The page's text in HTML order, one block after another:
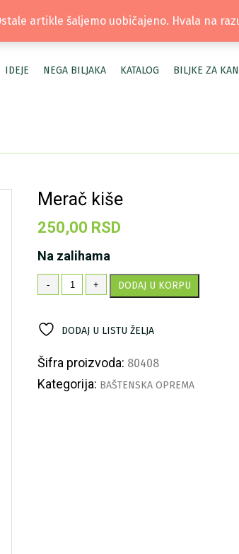
OSTRUŽNICA |
IDEJE NEGA BILJAKA KATALOG BILJKE ZA
Merač kiše
250,00 RSD
Na zalihama
-
Merač
kiše
+ DODAJ U KORPU
DODAJ U LISTU ŽELJA
Šifra proizvoda: 80408
Kategorija: BAŠTENSKA OPREMA
artikle šaljemo uobičajeno. Hvala na